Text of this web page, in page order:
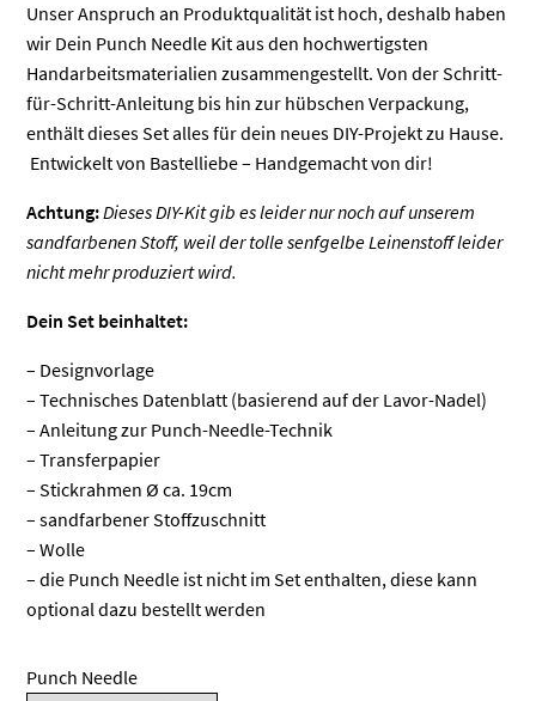
Unser Anspruch an Produktqualität ist hoch, deshalb haben
wir Dein Punch Needle Kit aus den hochwertigsten
Handarbeitsmaterialien zusammengestellt. Von der Schritt-
für-Schritt-Anleitung bis hin zur hübschen Verpackung,
enthält dieses Set alles für dein neues DIY-Projekt zu Hause.
Entwickelt von Bastelliebe – Handgemacht von dir!
Achtung:Dieses DIY-Kit gib es leider nur noch auf unserem
sandfarbenen Stoff, weil der tolle senfgelbe Leinenstoff leider
nicht mehr produziert wird.
Dein Set beinhaltet:
– Designvorlage
– Technisches Datenblatt (basierend auf der Lavor-Nadel)
– Anleitung zur Punch-Needle-Technik
– Transferpapier
– Stickrahmen Ø ca. 19cm
– sandfarbener Stoffzuschnitt
– Wolle
– die Punch Needle ist nicht im Set enthalten, diese kann
optional dazu bestellt werden
Punch Needle